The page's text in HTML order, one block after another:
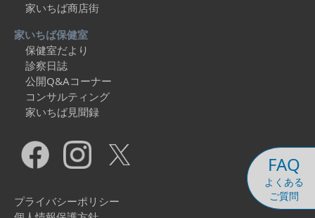
FAQ
よくある
ご質問
家いちば商店街
家いちば保健室
保健室だより
診察日誌
公開Q&Aコーナー
コンサルティング
家いちば見聞録
プライバシーポリシー